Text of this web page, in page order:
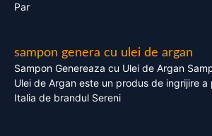
Par
sampon genera cu ulei de argan
Sampon Genereaza cu Ulei de Argan
Ulei de Argan este un produs de ingrijire
Italia de brandul Sereni